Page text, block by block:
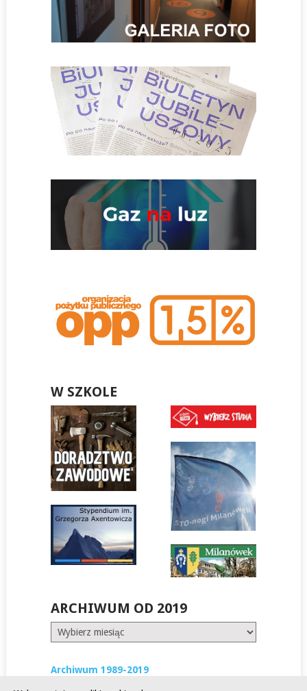
W SZKOLE
ARCHIWUM OD 2019
Archiwum
od
Archiwum 1989-2019